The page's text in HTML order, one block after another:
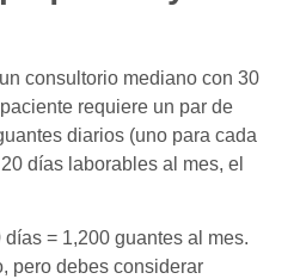
consultorio mediano con 30
requiere un par de
diarios (uno para cada
días laborables al mes, el
= 1,200 guantes al mes.
pero debes considerar